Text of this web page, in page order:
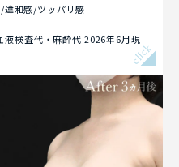
和感/ツッパリ感
検査代・麻酔代 2026年6月現
click